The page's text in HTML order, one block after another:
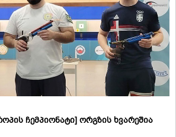
ჩემპიონატი] ორგზის ხვარეშია